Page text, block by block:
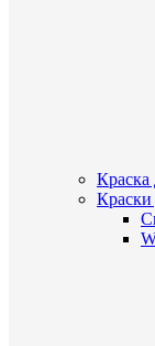
Краска
Краски